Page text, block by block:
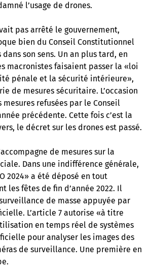
l’usage de drones.
pas arrêté le gouvernement,
bien du Conseil Constitutionnel
dans son sens. Un an plus tard, en
macronistes faisaient passer la «loi
pénale et la sécurité intérieure»,
de mesures sécuritaire. L’occasion
refusées par le Conseil
précédente. Cette fois c’est la
le décret sur les drones est passé.
de mesures sur la
Dans une indifférence générale,
2024» a été déposé en tout
les fêtes de fin d’année 2022. Il
de masse appuyée par
L’article 7 autorise «à titre
en temps réel de systèmes
pour analyser les images des
de surveillance. Une première en